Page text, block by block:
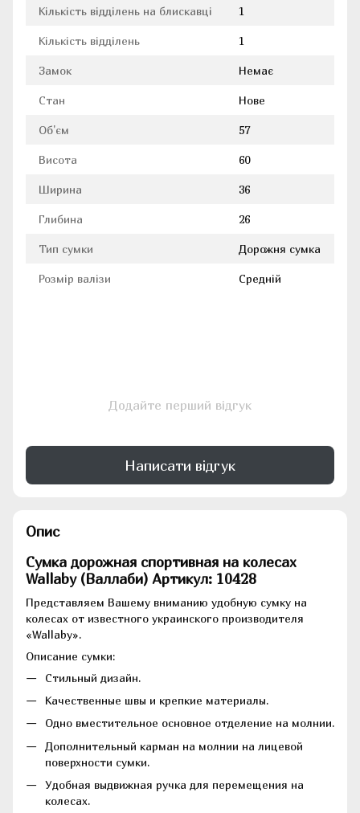
Кількість відділень на блискавці 1
Кількість відділень 1
Замок Немає
Стан Нове
Об'єм 57
Висота 60
Ширина 36
Глибина 26
Тип сумки Дорожня сумка
Розмір валізи Средній
Додайте перший відгук
Написати відгук
Опис
Сумка дорожная спортивная на колесах
Wallaby (Валлаби) Артикул: 10428
Представляем Вашему вниманию удобную сумку на
колесах от известного украинского производителя
«Wallaby».
Описание сумки:
Стильный дизайн.
Качественные швы и крепкие материалы.
Одно вместительное основное отделение на молнии.
Дополнительный карман на молнии на лицевой
поверхности сумки.
Удобная выдвижная ручка для перемещения на
колесах.